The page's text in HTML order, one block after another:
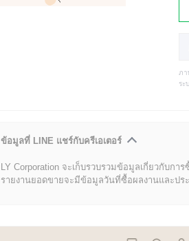
ภา
ระ
ข้อมูลที่ LINE แชร์กับครีเอเตอร์
LY Corporation จะเก็บรวบรวมข้อมูลเกี่ยวกับกา
รายงานยอดขายจะมีข้อมูลวันที่ซื้อผลงานและป